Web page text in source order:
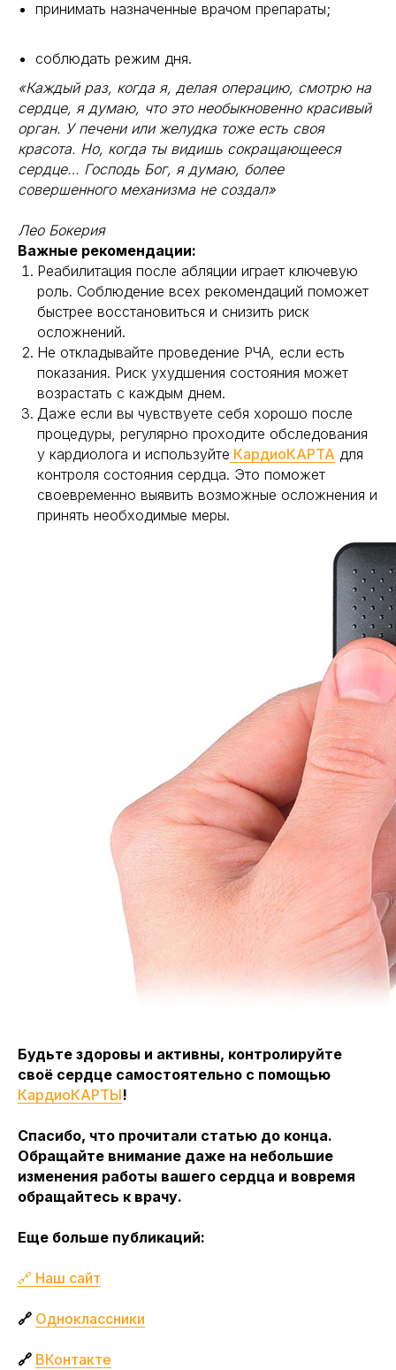
принимать назначенные врачом препараты;
соблюдать режим дня.
«Каждый раз, когда я, делая операцию, смотрю на
сердце, я думаю, что это необыкновенно красивый
орган. У печени или желудка тоже есть своя
красота. Но, когда ты видишь сокращающееся
сердце… Господь Бог, я думаю, более
совершенного механизма не создал»
Лео Бокерия
Важные рекомендации:
Реабилитация после абляции играет ключевую
роль. Соблюдение всех рекомендаций поможет
быстрее восстановиться и снизить риск
осложнений.
Не откладывайте проведение РЧА, если есть
показания. Риск ухудшения состояния может
возрастать с каждым днем.
Даже если вы чувствуете себя хорошо после
процедуры, регулярно проходите обследования
у кардиолога и используйте КардиоКАРТА для
контроля состояния сердца. Это поможет
своевременно выявить возможные осложнения и
принять необходимые меры.
Будьте здоровы и активны, контролируйте
своё сердце самостоятельно с помощью
КардиоКАРТЫ!
Спасибо, что прочитали статью до конца.
Обращайте внимание даже на небольшие
изменения работы вашего сердца и вовремя
обращайтесь к врачу.
Еще больше публикаций:
🔗 Наш сайт
🔗 Одноклассники
🔗 ВКонтакте
Юридическая информация
Публичная оферта
Политика конфиденциальности
Меню
КардиоКАРТА
О компании
Кардио-кресло
Блог
Контакты
+7 985 717 05 25
info@cardioqvark.ru
2024 © Все права защищены
Партнерская программа для лидеров мнений
Партнерская программа для организаций
Корпоративные решения здоровья